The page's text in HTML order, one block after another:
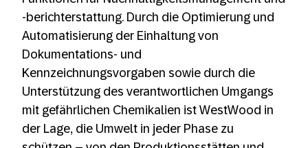
-berichterstattung. Durch die Optimierung und
Automatisierung der Einhaltung von
Dokumentations- und
Kennzeichnungsvorgaben sowie durch die
Unterstützung des verantwortlichen Umgangs
mit gefährlichen Chemikalien ist WestWood in
der Lage, die Umwelt in jeder Phase zu